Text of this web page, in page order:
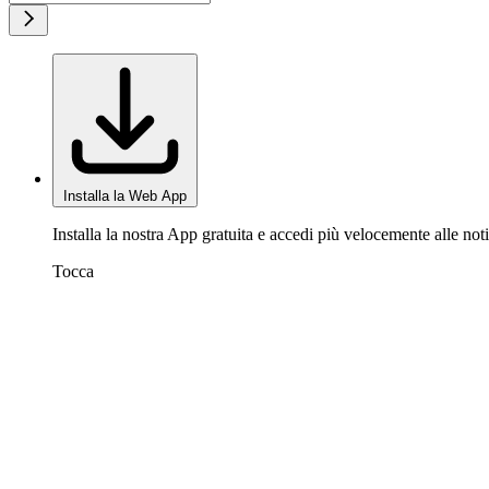
Installa la Web App
Installa la nostra App gratuita e accedi più velocemente alle
Tocca